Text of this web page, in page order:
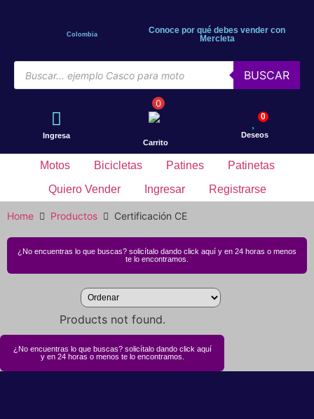
Colombia
Conoce por qué debes vender con
Mercleta
BUSCAR
Ingresa
0
Carrito
Deseos
0
Motos Bicicletas Patines
Patinetas
Quiero Vender
Ingresar Registrarse
Home Productos Certificación CE
¿No encuentras lo que buscas? solicítalo dando click aquí y en 24 horas o menos
te lo encontramos.
Products not found.
¿No encuentras lo que buscas? solicítalo dando click aquí
y en 24 horas o menos te lo encontramos.